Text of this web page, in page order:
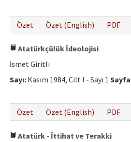
Özet
Özet (English) PDF
Atatürkçülük İdeolojisi
İsmet Giritli
Sayı: Kasım 1984, Cilt I - Sayı 1
Özet
Özet (English) PDF
Atatürk - İttihat ve Terakki